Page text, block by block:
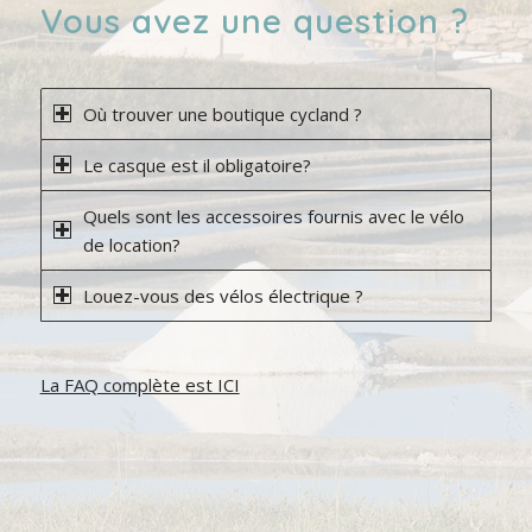
Vous avez une question ?
Où trouver une boutique cycland ?
Le casque est il obligatoire?
Quels sont les accessoires fournis avec le vélo
de location?
Louez-vous des vélos électrique ?
La FAQ complète est ICI